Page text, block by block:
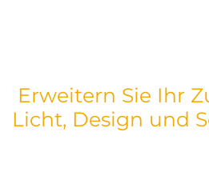
Erweitern Sie Ihr
Licht, Design und